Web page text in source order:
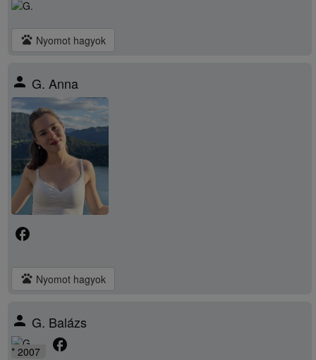
pets Nyomot hagyok
person G. Anna
facebook
pets Nyomot hagyok
person G. Balázs
* 2007 facebook